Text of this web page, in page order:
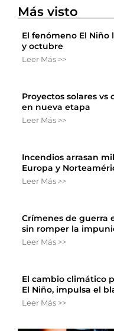
Más visto
El fenómeno El
y octubre
Leer Más >>
Proyectos solares
en nueva etapa
Leer Más >>
Incendios arrasan
Europa y
Leer Más >>
Crímenes de guerra
sin romper la
Leer Más >>
El cambio climático
El Niño, impulsa el
Leer Más >>